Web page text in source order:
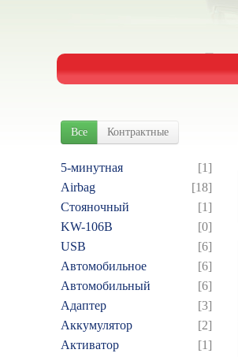
Все Контрактные
5-минутная
[1]
Airbag
[18]
Cтояночный
[1]
KW-106B
[0]
USB
[6]
Автомобильное
[6]
Автомобильный
[6]
Адаптер
[3]
Аккумулятор
[2]
Активатор
[1]